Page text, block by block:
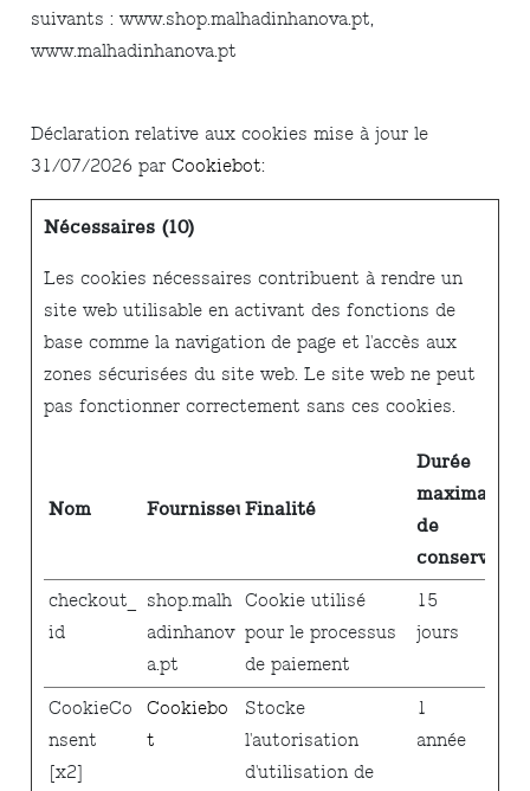
suivants : www.shop.malhadinhanova.pt,
www.malhadinhanova.pt
Déclaration relative aux cookies mise à jour le
31/07/2026 parCookiebot:
Nécessaires (10)
Les cookies nécessaires contribuent à rendre un
site web utilisable en activant des fonctions de
base comme la navigation de page et l'accès aux
zones sécurisées du site web. Le site web ne peut
pas fonctionner correctement sans ces cookies.
Nom FournisseurFinalité
Durée
maximale
de
checkout_
id
shop.malh
adinhanov
a.pt
Cookie utilisé
pour le processus
de paiement
15
jours
CookieCo
nsent
[x2]
Cookiebo
t
Stocke
l'autorisation
d'utilisation de
1
année